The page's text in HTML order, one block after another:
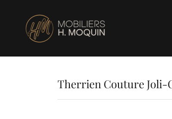
Therrien Couture